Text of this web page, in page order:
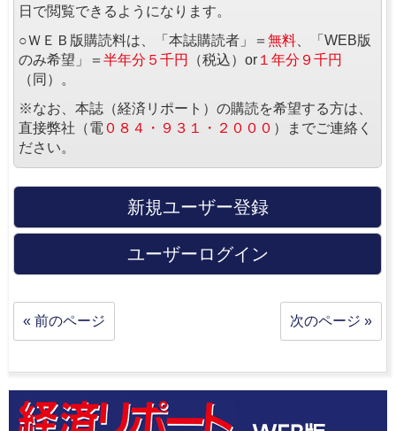
日で閲覧できるようになります。
○ＷＥＢ版購読料は、「本誌購読者」＝ 無料 、「WEB版
のみ希望」＝ 半年分５千円 （税込）or １年分９千円
（同）。
※なお、本誌（経済リポート）の購読を希望する方は、
直接弊社（電 ０８４・９３１・２０００ ）までご連絡く
ださい。
新規ユーザー登録
ユーザーログイン
« 前のページ 次のページ »